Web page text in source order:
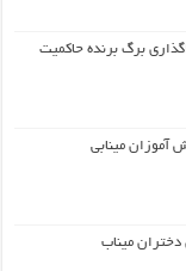
برگ برنده حاکمیت
آموزان مینابی
میناب